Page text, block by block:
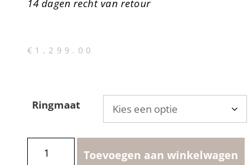
14 dagen recht van retour
€ 1,299.00
Ringmaat
Toevoegen aan winkelwagen